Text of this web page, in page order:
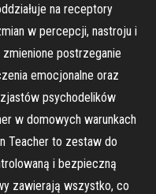
na receptory
w percepcji, nastroju i
postrzeganie
emocjonalne oraz
psychodelików
w domowych warunkach
Teacher to zestaw do
i bezpieczną
zawierają wszystko, co